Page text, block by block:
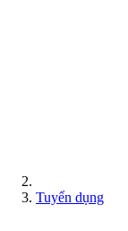
Tuyển dụng